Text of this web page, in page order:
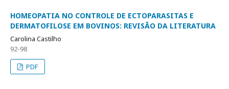
HOMEOPATIA NO CONTROLE DE ECTOPARASITAS E
DERMATOFILOSE EM BOVINOS: REVISÃO DA LITERATURA
Carolina Castilho
92-98
PDF